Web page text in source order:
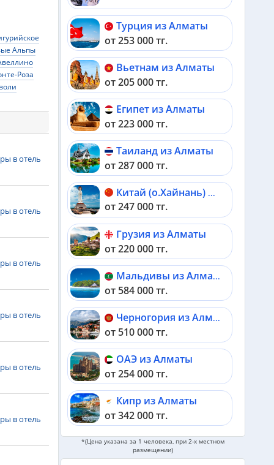
Альпы
Роза
в отель
в отель
в отель
в отель
в отель
в отель
Турция из Алматы
от 253 000 тг.
Вьетнам из Алматы
от 205 000 тг.
Египет из Алматы
от 223 000 тг.
Таиланд из Алматы
от 287 000 тг.
Китай (о.Хайнань) из Алматы
от 247 000 тг.
Грузия из Алматы
от 220 000 тг.
Мальдивы из Алматы
от 584 000 тг.
Черногория из Алматы
от 510 000 тг.
ОАЭ из Алматы
от 254 000 тг.
Кипр из Алматы
от 342 000 тг.
Шри-Ланка из Алматы
от 563 000 тг.
*(Цена указана за 1 человека, при 2-х местном
размещении)